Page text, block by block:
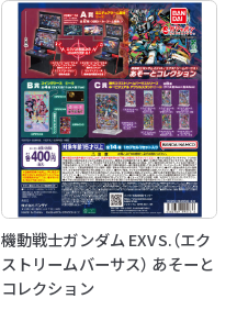
機動戦士ガンダム EXVS.（エク
ストリームバーサス） あそーと
コレクション